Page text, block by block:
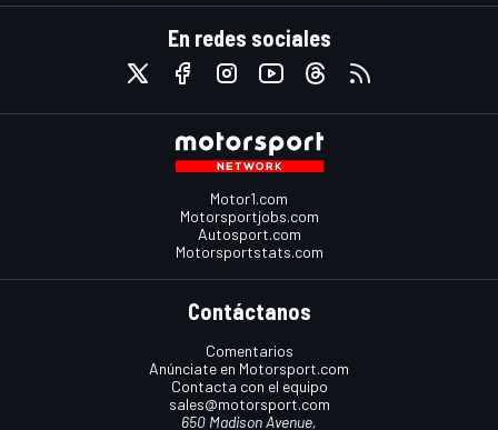
En redes sociales
Motor1.com
Motorsportjobs.com
Autosport.com
Motorsportstats.com
Contáctanos
Comentarios
Anúnciate en Motorsport.com
Contacta con el equipo
sales@motorsport.com
650 Madison Avenue,